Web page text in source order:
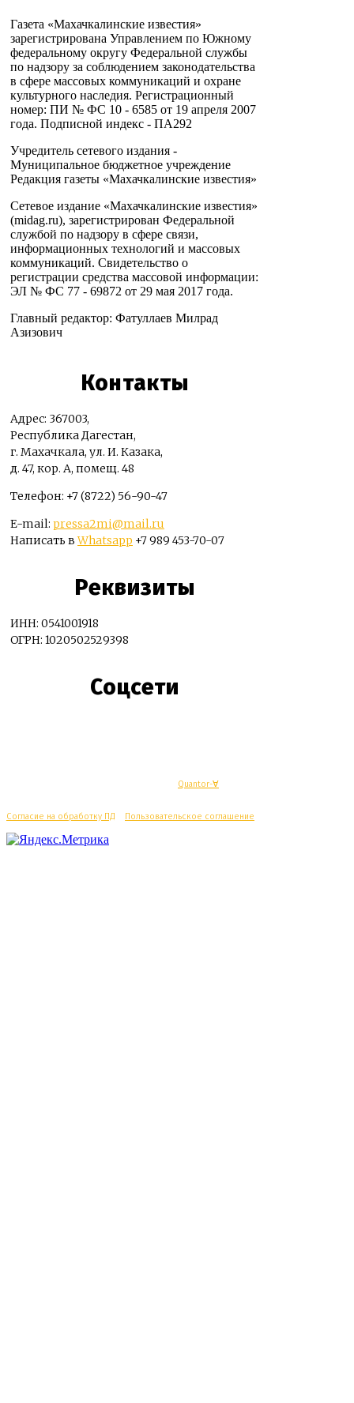
Газета «Махачкалинские известия»
зарегистрирована Управлением по Южному
федеральному округу Федеральной службы
по надзору за соблюдением законодательства
в сфере массовых коммуникаций и охране
культурного наследия. Регистрационный
номер: ПИ № ФС 10 - 6585 от 19 апреля 2007
года. Подписной индекс - ПА292
Учредитель сетевого издания -
Муниципальное бюджетное учреждение
Редакция газеты «Махачкалинские известия»
Сетевое издание «Махачкалинские известия»
(midag.ru), зарегистрирован Федеральной
службой по надзору в сфере связи,
информационных технологий и массовых
коммуникаций. Свидетельство о
регистрации средства массовой информации:
ЭЛ № ФС 77 - 69872 от 29 мая 2017 года.
Главный редактор: Фатуллаев Милрад
Азизович
Контакты
Адрес: 367003,
Республика Дагестан,
г. Махачкала, ул. И. Казака,
д. 47, кор. А, помещ. 48
Телефон: +7 (8722) 56-90-47
E-mail: pressa2mi@mail.ru
Написать вWhatsapp +7 989 453-70-07
Реквизиты
ИНН: 0541001918
ОГРН: 1020502529398
Соцсети
Quantor-∀
Согласие на обработку ПД Пользовательское соглашение